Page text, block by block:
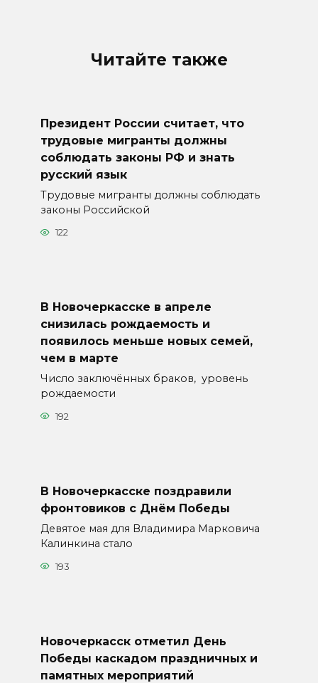
Читайте также
Президент России считает, что
трудовые мигранты должны
соблюдать законы РФ и знать
русский язык
Трудовые мигранты должны соблюдать
законы Российской
122
В Новочеркасске в апреле
снизилась рождаемость и
появилось меньше новых семей,
чем в марте
Число заключённых браков, уровень
рождаемости
192
В Новочеркасске поздравили
фронтовиков с Днём Победы
Девятое мая для Владимира Марковича
Калинкина стало
193
Новочеркасск отметил День
Победы каскадом праздничных и
памятных мероприятий